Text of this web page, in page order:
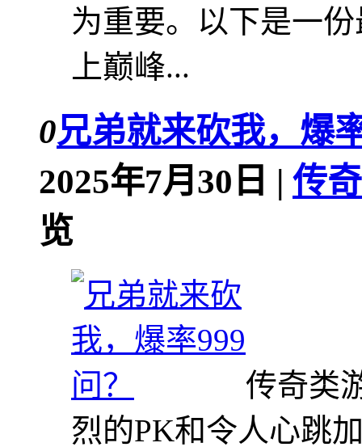
为重要。以下是一
上巅峰...
0兄弟就来砍我，爆
2025年7月30日 | 传
览
传奇类
烈的PK和令人心跳